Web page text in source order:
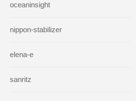
oceaninsight
nippon-stabilizer
elena-e
sanritz